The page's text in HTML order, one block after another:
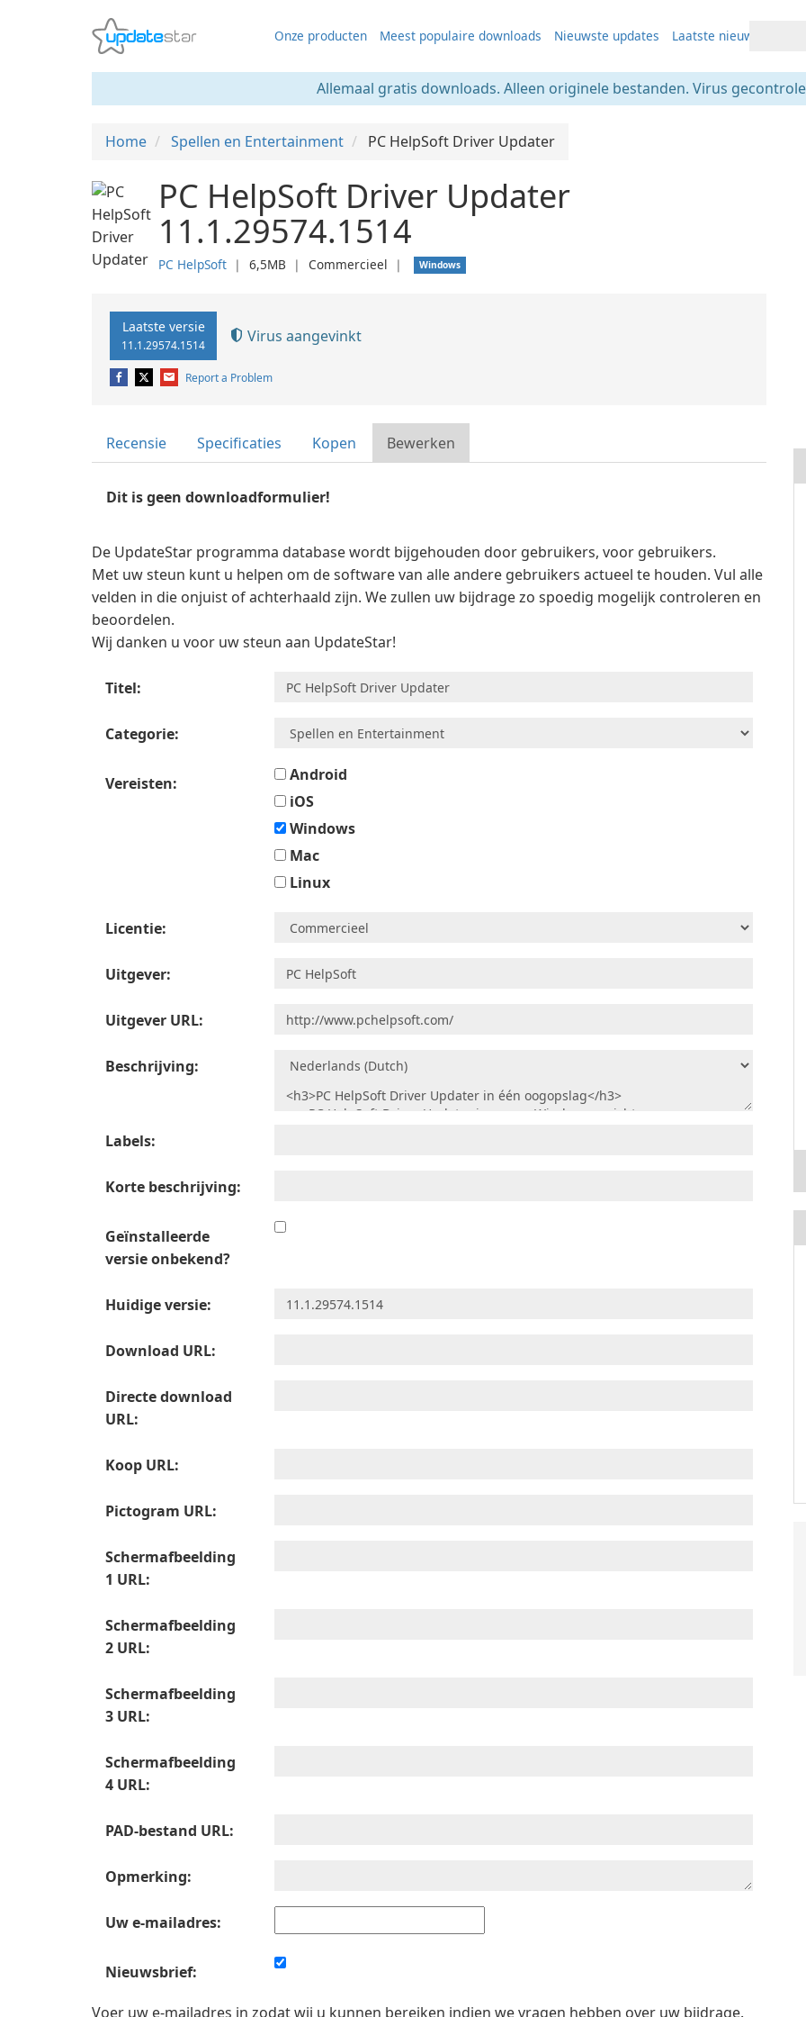
Onze producten Meest populaire downloads Nieuwste updates Laatste nieuws
Allemaal gratis downloads. Alleen originele bestanden. Virus
Home Spellen en Entertainment PC HelpSoft Driver Updater
PC HelpSoft Driver Updater
11.1.29574.1514
PC HelpSoft ❘ 6,5MB ❘ Commercieel ❘ Windows
Laatste versie
11.1.29574.1514 Virus aangevinkt
Report a Problem
Recensie Specificaties Kopen Bewerken
Dit is geen downloadformulier!
De UpdateStar programma database wordt bijgehouden door gebruikers, voor gebruikers.
Met uw steun kunt u helpen om de software van alle andere gebruikers actueel te houden. Vul alle
velden in die onjuist of achterhaald zijn. We zullen uw bijdrage zo spoedig mogelijk controleren en
beoordelen.
Wij danken u voor uw steun aan UpdateStar!
Titel:
Categorie:
Vereisten:
Android
iOS
Windows
Mac
Linux
Licentie:
Uitgever:
Uitgever URL:
Beschrijving:
Labels:
Korte beschrijving:
Geïnstalleerde
versie onbekend?
Huidige versie:
Download URL:
Directe download
URL:
Koop URL:
Pictogram URL:
Schermafbeelding
1 URL:
Schermafbeelding
2 URL:
Schermafbeelding
3 URL:
Schermafbeelding
4 URL:
PAD-bestand URL:
Opmerking:
Uw e-mailadres:
Nieuwsbrief:
Voer uw e-mailadres in zodat wij u kunnen bereiken indien we vragen hebben over uw bijdrage.